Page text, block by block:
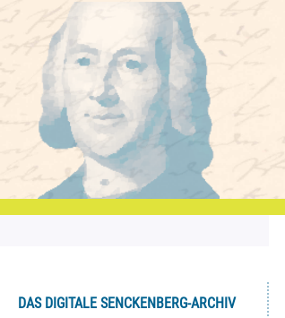
DAS DIGITALE SENCKENBERG-ARCHIV